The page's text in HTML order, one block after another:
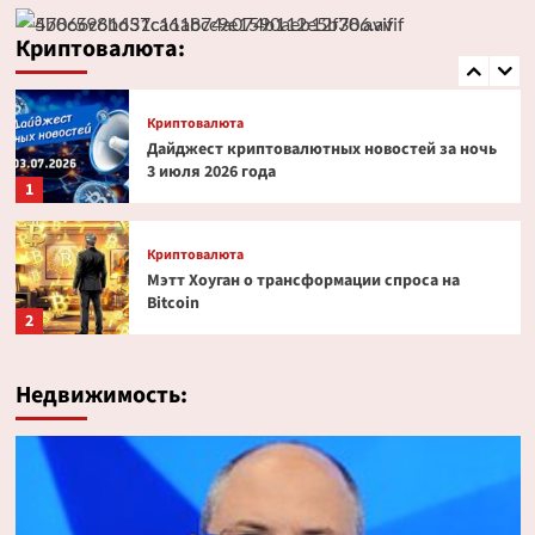
Криптовалюта:
5
Эксперт PlanB допустил снижение биткоина
до $52 000
1
Криптовалюта
Дайджест криптовалютных новостей за ночь
3 июля 2026 года
2
Криптовалюта
Мэтт Хоуган о трансформации спроса на
Bitcoin
Криптовалюта
токенизированных акциях
Криптовалюта
Недвижимость: